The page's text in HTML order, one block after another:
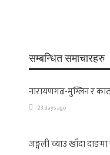
सम्बन्धित समाचारहरु
नारायणगढ-मुग्लिन र
23 days ago
जङ्गली च्याउ खाँदा